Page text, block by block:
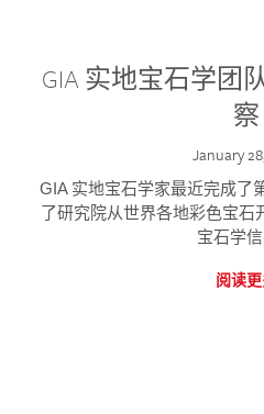
GIA 实地宝石学团
察
January
GIA 实地宝石学家最近完成了
了研究院从世界各地彩色宝石
宝石学信
阅读